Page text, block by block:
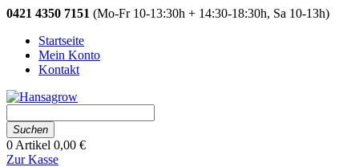
0421 4350 7151 (Mo-Fr 10-13:30h + 14:30-18:30h, Sa 10-13h)
Startseite
Mein Konto
Kontakt
Suchen
0 Artikel 0,00 €
Zur Kasse